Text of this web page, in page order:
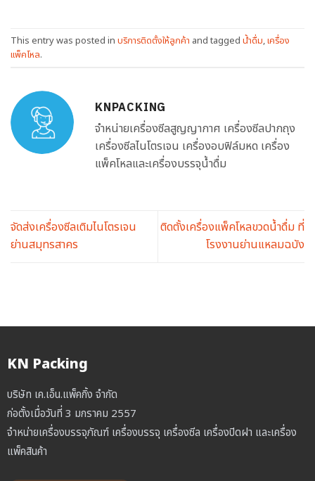
This entry was posted in บริการติดตั้งให้ลูกค้า and tagged น้ำดื่ม,เครื่อง
แพ็คโหล.
KNPACKING
จำหน่ายเครื่องซีลสูญญากาศ เครื่องซีลปากถุง
เครื่องซีลไนโตรเจน เครื่องอบฟิล์มหด เครื่อง
แพ็คโหลและเครื่องบรรจุน้ำดื่ม
จัดส่งเครื่องซีลเติมไนโตรเจน
ย่านสมุทรสาคร
ติดตั้งเครื่องแพ็คโหลขวดน้ำดื่ม ที่
โรงงานย่านแหลมฉบัง
KN Packing
บริษัท เค.เอ็น.แพ็คกิ้ง จำกัด
ก่อตั้งเมื่อวันที่ 3 มกราคม 2557
จำหน่ายเครื่องบรรจุภัณฑ์ เครื่องบรรจุ เครื่องซีล เครื่องปิดฝา และเครื่อง
แพ็คสินค้า